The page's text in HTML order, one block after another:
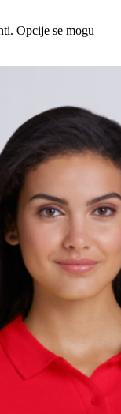
Opcije se mogu